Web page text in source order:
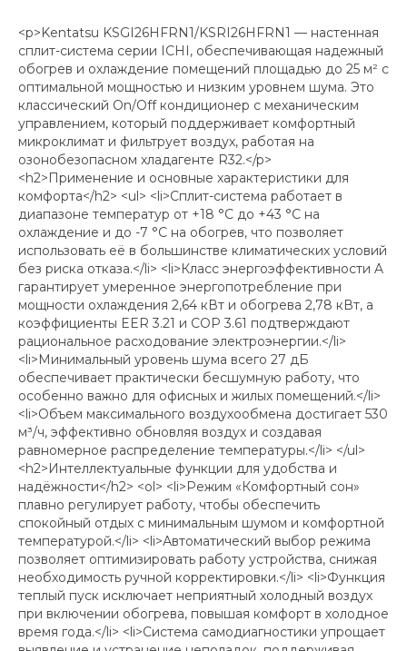
<p>Kentatsu KSGI26HFRN1/KSRI26HFRN1 — настенная
сплит-система серии ICHI, обеспечивающая надежный
обогрев и охлаждение помещений площадью до 25 м² с
оптимальной мощностью и низким уровнем шума. Это
классический On/Off кондиционер с механическим
управлением, который поддерживает комфортный
микроклимат и фильтрует воздух, работая на
озонобезопасном хладагенте R32.</p>
<h2>Применение и основные характеристики для
комфорта</h2> <ul> <li>Сплит-система работает в
диапазоне температур от +18 °C до +43 °C на
охлаждение и до -7 °C на обогрев, что позволяет
использовать её в большинстве климатических условий
без риска отказа.</li> <li>Класс энергоэффективности A
гарантирует умеренное энергопотребление при
мощности охлаждения 2,64 кВт и обогрева 2,78 кВт, а
коэффициенты EER 3.21 и COP 3.61 подтверждают
рациональное расходование электроэнергии.</li>
<li>Минимальный уровень шума всего 27 дБ
обеспечивает практически бесшумную работу, что
особенно важно для офисных и жилых помещений.</li>
<li>Объем максимального воздухообмена достигает 530
м³/ч, эффективно обновляя воздух и создавая
равномерное распределение температуры.</li> </ul>
<h2>Интеллектуальные функции для удобства и
надёжности</h2> <ol> <li>Режим «Комфортный сон»
плавно регулирует работу, чтобы обеспечить
спокойный отдых с минимальным шумом и комфортной
температурой.</li> <li>Автоматический выбор режима
позволяет оптимизировать работу устройства, снижая
необходимость ручной корректировки.</li> <li>Функция
теплый пуск исключает неприятный холодный воздух
при включении обогрева, повышая комфорт в холодное
время года.</li> <li>Система самодиагностики упрощает